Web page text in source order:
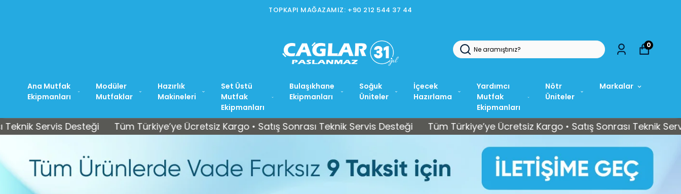
İSTOÇ MAĞAZAMIZ: +90 212 565 15 37
Ana Mutfak
Ekipmanları
Modüler
Mutfaklar
Hazırlık
Makineleri
Set Üstü
Mutfak
Ekipmanları
Bulaşıkhane
Ekipmanları
Soğuk
Üniteler
İçecek
Hazırlama
Yardımcı
Mutfak
Ekipmanları
Nötr
Üniteler
Markalar
0
Desteği Tüm Türkiye’ye Ücretsiz Kargo • Satış Sonrası Teknik Servis Desteği Tüm Türkiye’ye Ücretsiz Kargo • Satış Sonrası Teknik Servis